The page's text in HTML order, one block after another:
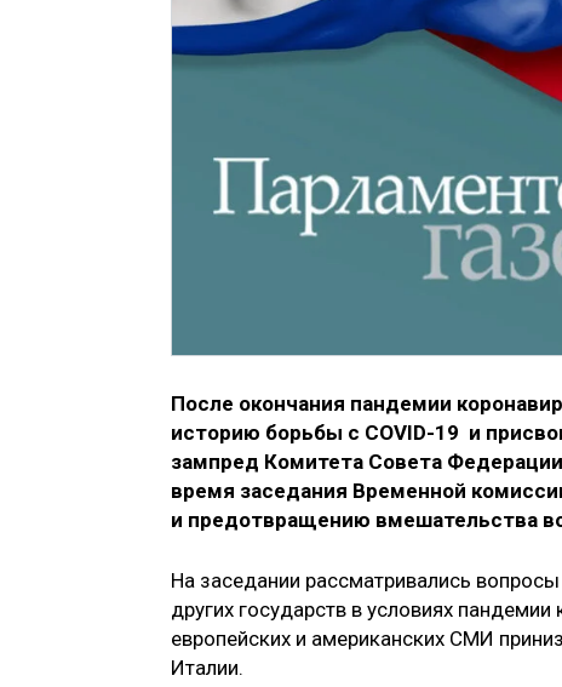
После окончания пандемии
историю борьбы с COVID-19 и
зампред Комитета Совета
время заседания Временной
и предотвращению вмешательства
На заседании рассматривались
других государств в условиях
европейских и американских СМИ
Италии.